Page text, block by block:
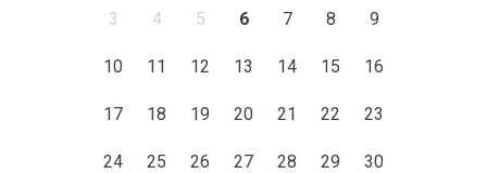
3 4 5 6 7 8 9
10 11 12 13 14 15 16
17 18 19 20 21 22 23
24 25 26 27 28 29 30